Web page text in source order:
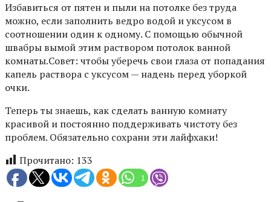
Избавиться от пятен и пыли на потолке без труда
можно, если заполнить ведро водой и уксусом в
соотношении один к одному. С помощью обычной
швабры вымой этим раствором потолок ванной
комнаты.Совет: чтобы уберечь свои глаза от попадания
капель раствора с уксусом — надень перед уборкой
очки.
Теперь ты знаешь, как сделать ванную комнату
красивой и постоянно поддерживать чистоту без
проблем. Обязательно сохрани эти лайфхаки!
Прочитано: 133
1